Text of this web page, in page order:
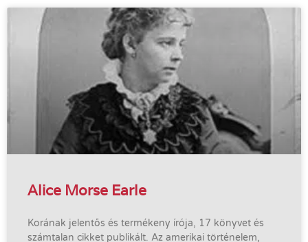
Alice Morse Earle
Korának jelentős és termékeny írója, 17 könyvet és
számtalan cikket publikált. Az amerikai történelem,